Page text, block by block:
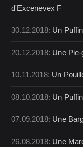
d'Excenevex F
30.12.2018: Un
20.12.2018: Une
10.11.2018: Un
08.10.2018: Un
07.09.2018: Une
26.08.2018: Une